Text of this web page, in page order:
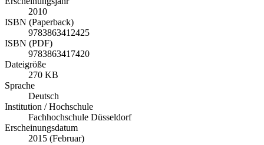
2010
ISBN (Paperback)
9783863412425
ISBN (PDF)
9783863417420
Dateigröße
270 KB
Sprache
Deutsch
Institution / Hochschule
Fachhochschule Düsseldorf
Erscheinungsdatum
2015 (Februar)